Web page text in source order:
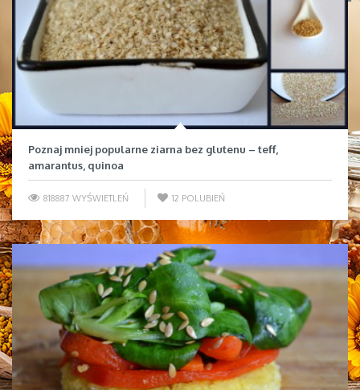
Poznaj mniej popularne ziarna bez glutenu – teff,
amarantus, quinoa
818887 WYŚWIETLEŃ 12 POLUBIEŃ